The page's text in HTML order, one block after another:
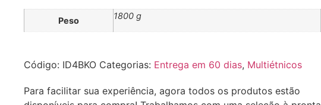
Peso 1800 g
Código: ID4BKO Categorias: Entrega em 60 dias, Multiétnicos
Para facilitar sua experiência, agora todos os produtos estão